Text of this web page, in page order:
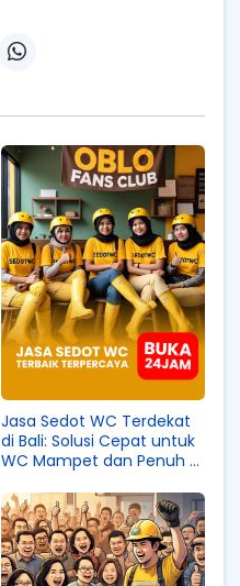
Jasa Sedot WC Terdekat
di Bali: Solusi Cepat untuk
WC Mampet dan Penuh di
Gianyar, Jembrana,
Karangasem, Klungkung,
Tabanan, dan Denpasar